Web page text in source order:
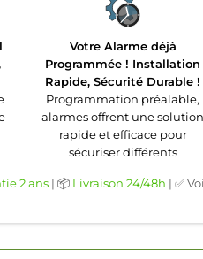
Votre Alarme déjà
Programmée ! Installation
Rapide, Sécurité Durable !
Programmation préalable,
alarmes offrent une solution
rapide et efficace pour
sécuriser différents
2 ans | 📦 Livraison 24/48h | ✅